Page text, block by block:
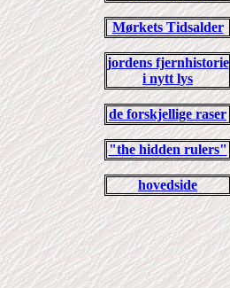
Mørkets Tidsalder
jordens fjernhistorie
i nytt lys
de forskjellige raser
"the hidden rulers"
hovedside